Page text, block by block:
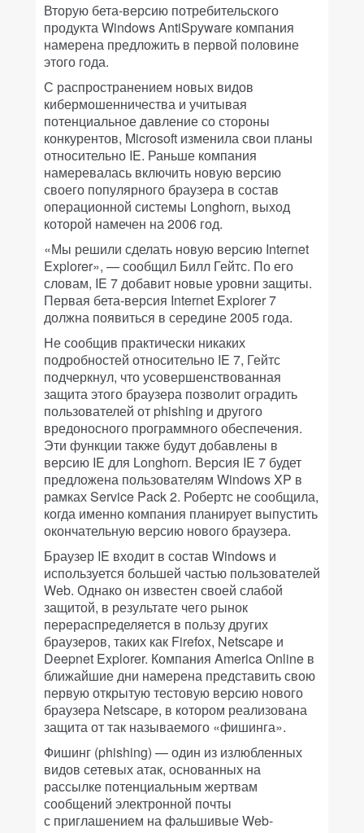
Вторую бета-версию потребительского
продукта Windows AntiSpyware компания
намерена предложить в первой половине
этого года.
С распространением новых видов
кибермошенничества и учитывая
потенциальное давление со стороны
конкурентов, Microsoft изменила свои планы
относительно IE. Раньше компания
намеревалась включить новую версию
своего популярного браузера в состав
операционной системы Longhorn, выход
которой намечен на 2006 год.
«Мы решили сделать новую версию Internet
Explorer», — сообщил Билл Гейтс. По его
словам, IE 7 добавит новые уровни защиты.
Первая бета-версия Internet Explorer 7
должна появиться в середине 2005 года.
Не сообщив практически никаких
подробностей относительно IE 7, Гейтс
подчеркнул, что усовершенствованная
защита этого браузера позволит оградить
пользователей от phishing и другого
вредоносного программного обеспечения.
Эти функции также будут добавлены в
версию IE для Longhorn. Версия IE 7 будет
предложена пользователям Windows XP в
рамках Service Pack 2. Робертс не сообщила,
когда именно компания планирует выпустить
окончательную версию нового браузера.
Браузер IE входит в состав Windows и
используется большей частью пользователей
Web. Однако он известен своей слабой
защитой, в результате чего рынок
перераспределяется в пользу других
браузеров, таких как Firefox, Netscape и
Deepnet Explorer. Компания America Online в
ближайшие дни намерена представить свою
первую открытую тестовую версию нового
браузера Netscape, в котором реализована
защита от так называемого «фишинга».
Фишинг (phishing) — один из излюбленных
видов сетевых атак, основанных на
рассылке потенциальным жертвам
сообщений электронной почты
с приглашением на фальшивые Web-